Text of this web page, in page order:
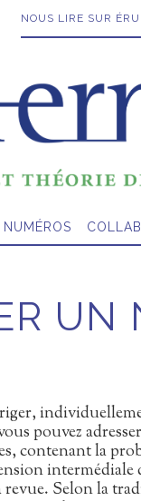
NOUS LIRE SUR
NUMÉROS
UN
pouvez
contenant la
revue. Selon la